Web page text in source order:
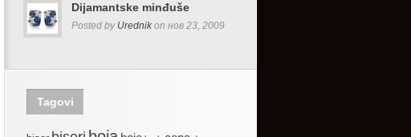
Dijamantske minđuše
Posted by Urednik on нов 23, 2009
Tagovi